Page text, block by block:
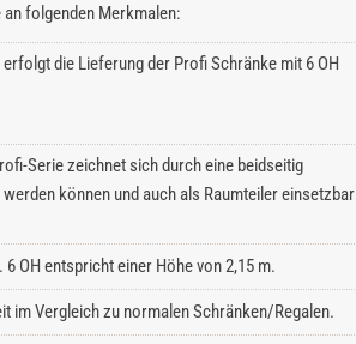
folgenden Merkmalen:
die Lieferung der Profi Schränke mit 6 OH
Serie zeichnet sich durch eine beidseitig
können und auch als Raumteiler einsetzbar
OH entspricht einer Höhe von 2,15 m.
im Vergleich zu normalen Schränken/Regalen.